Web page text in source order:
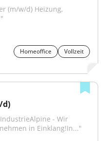
(m/w/d) Heizung,
Homeoffice
Vollzeit
d)
- Wir
in Einklang!In..."